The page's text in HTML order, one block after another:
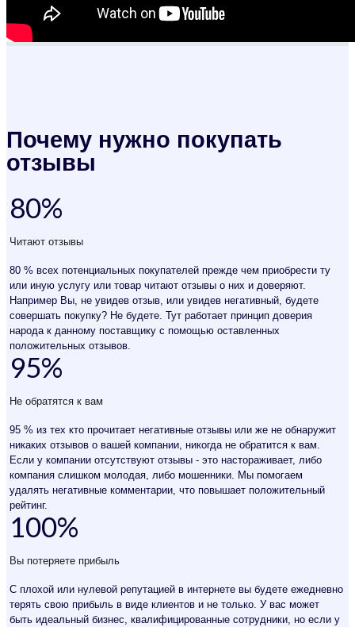
Почему нужно покупать
отзывы
80%
Читают отзывы
80 % всех потенциальных покупателей прежде чем приобрести ту
или иную услугу или товар читают отзывы о них и доверяют.
Например Вы, не увидев отзыв, или увидев негативный, будете
совершать покупку? Не будете. Тут работает принцип доверия
народа к данному поставщику с помощью оставленных
положительных отзывов.
95%
Не обратятся к вам
95 % из тех кто прочитает негативные отзывы или же не обнаружит
никаких отзывов о вашей компании, никогда не обратится к вам.
Если у компании отсутствуют отзывы - это настораживает, либо
компания слишком молодая, либо мошенники. Мы помогаем
удалять негативные комментарии, что повышает положительный
рейтинг.
100%
Вы потеряете прибыль
С плохой или нулевой репутацией в интернете вы будете ежедневно
терять свою прибыль в виде клиентов и не только. У вас может
быть идеальный бизнес, квалифицированные сотрудники, но если у